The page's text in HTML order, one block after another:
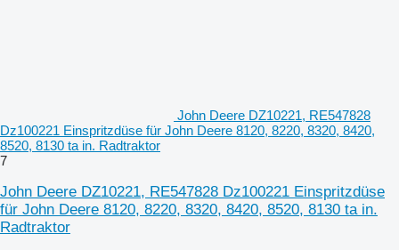
John Deere DZ10221, RE547828
Dz100221 Einspritzdüse für John Deere 8120, 8220, 8320, 8420,
8520, 8130 ta in. Radtraktor
7
John Deere DZ10221, RE547828 Dz100221 Einspritzdüse
für John Deere 8120, 8220, 8320, 8420, 8520, 8130 ta in.
Radtraktor